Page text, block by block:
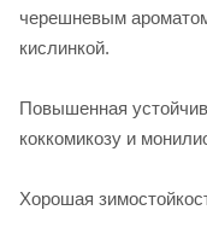
черешневым
кислинкой.
Повышенная
коккомикозу и
Хорошая